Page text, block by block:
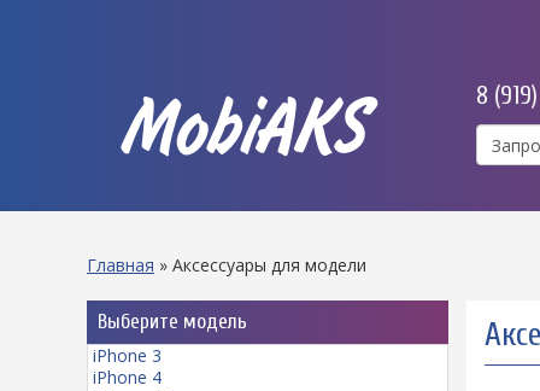
MobiAKS
8
Главная » Аксессуары для модели
Выберите модель
iPhone 3
iPhone 4